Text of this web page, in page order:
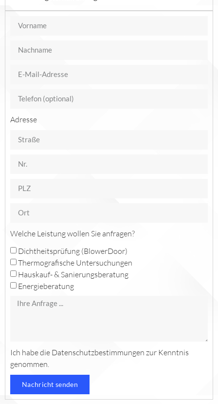
Adresse
Welche Leistung wollen Sie anfragen?
Dichtheitsprüfung (BlowerDoor)
Thermografische Untersuchungen
Hauskauf- & Sanierungsberatung
Energieberatung
Ich habe die Datenschutzbestimmungen zur Kenntnis
genommen.
Nachricht senden